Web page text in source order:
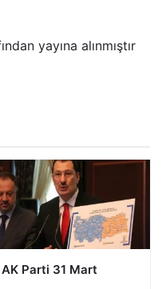
yayına alınmıştır
AK Parti 31 Mart